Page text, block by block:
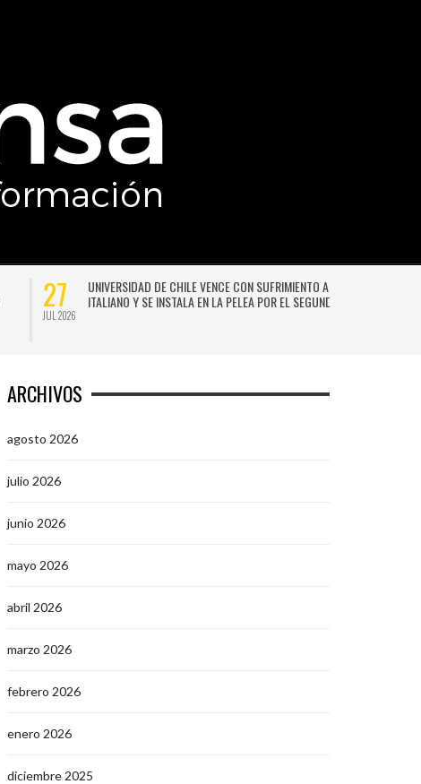
27
JUL 2026
UNIVERSIDAD DE CHILE VENCE CON SUFRIMIENTO A AUDAX
ITALIANO Y SE INSTALA EN LA PELEA POR EL SEGUNDO LUGAR
ARCHIVOS
agosto 2026
julio 2026
junio 2026
mayo 2026
abril 2026
marzo 2026
febrero 2026
enero 2026
diciembre 2025